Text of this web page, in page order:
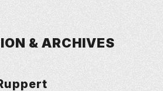
& ARCHIVES